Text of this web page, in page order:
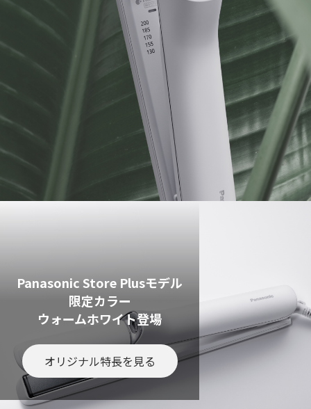
Panasonic Store Plusモデル
限定カラー
ウォームホワイト登場
オリジナル特長を見る